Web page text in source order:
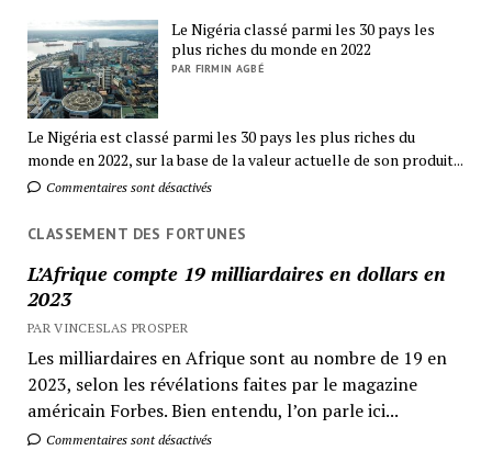
Le Nigéria classé parmi les 30 pays les
plus riches du monde en 2022
PAR FIRMIN AGBÉ
Le Nigéria est classé parmi les 30 pays les plus riches du
monde en 2022, sur la base de la valeur actuelle de son produit...
Commentaires sont désactivés
CLASSEMENT DES FORTUNES
L’Afrique compte 19 milliardaires en dollars en
2023
PAR VINCESLAS PROSPER
Les milliardaires en Afrique sont au nombre de 19 en
2023, selon les révélations faites par le magazine
américain Forbes. Bien entendu, l’on parle ici...
Commentaires sont désactivés